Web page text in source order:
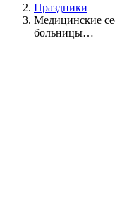
Праздники
Медицинские
больницы…